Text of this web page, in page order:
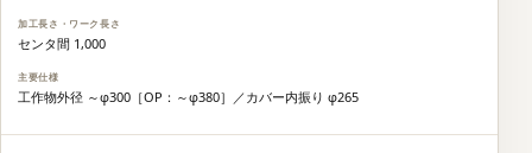
センタ間 1,000
工作物外径 ～φ300［OP：～φ380］／カバー内振り φ265